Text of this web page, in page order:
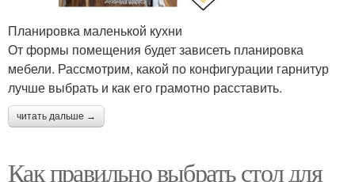
Планировка маленькой кухни
От формы помещения будет зависеть планировка
мебели. Рассмотрим, какой по конфигурации гарнитур
лучше выбрать и как его грамотно расставить.
читать дальше →
Как правильно выбрать стол для